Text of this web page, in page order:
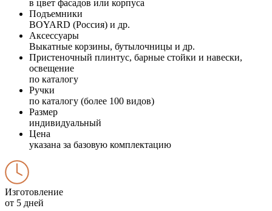
в цвет фасадов или корпуса
Подъемники
BOYARD (Россия) и др.
Аксессуары
Выкатные корзины, бутылочницы и др.
Пристеночный плинтус, барные стойки и навески,
освещение
по каталогу
Ручки
по каталогу (более 100 видов)
Размер
индивидуальный
Цена
указана за базовую комплектацию
Изготовление
от 5 дней